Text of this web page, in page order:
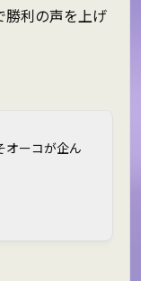
勝利の声を上げ
オーコが企ん